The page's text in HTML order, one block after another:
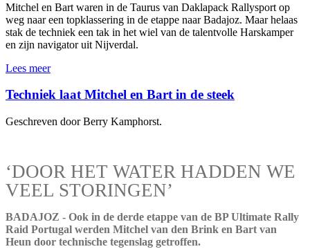
Mitchel en Bart waren in de Taurus van Daklapack Rallysport op
weg naar een topklassering in de etappe naar Badajoz. Maar helaas
stak de techniek een tak in het wiel van de talentvolle Harskamper
en zijn navigator uit Nijverdal.
Lees meer
Techniek laat Mitchel en Bart in de steek
Geschreven door Berry Kamphorst.
‘DOOR HET WATER HADDEN WE
VEEL STORINGEN’
BADAJOZ - Ook in de derde etappe van de BP Ultimate Rally
Raid Portugal werden Mitchel van den Brink en Bart van
Heun door technische tegenslag getroffen.